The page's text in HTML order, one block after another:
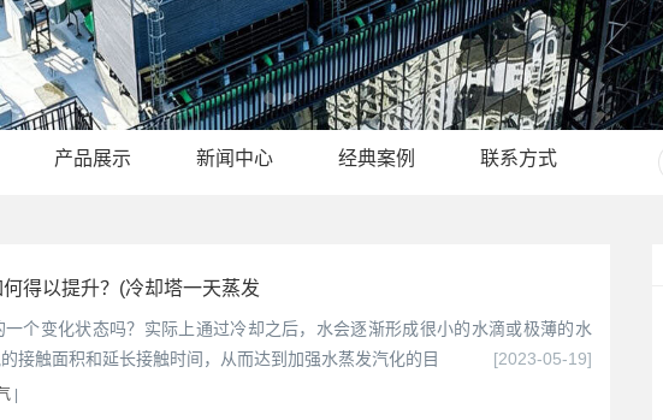
产品展示 新闻中心 经典案例 联系方式
得以提升？(冷却塔一天蒸发
个变化状态吗？实际上通过冷却之后，水会逐渐形成很小的水滴或极薄的水
接触面积和延长接触时间，从而达到加强水蒸发汽化的目
[2023-05-19]
|